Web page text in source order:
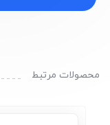
محصولات مرتبط